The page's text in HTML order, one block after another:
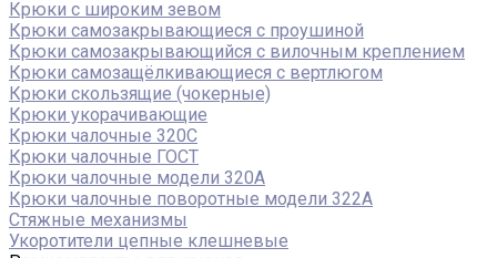
Крюки с широким зевом
Крюки самозакрывающиеся с проушиной
Крюки самозакрывающийся с вилочным креплением
Крюки самозащёлкивающиеся с вертлюгом
Крюки скользящие (чокерные)
Крюки укорачивающие
Крюки чалочные 320C
Крюки чалочные ГОСТ
Крюки чалочные модели 320А
Крюки чалочные поворотные модели 322А
Стяжные механизмы
Укоротители цепные клешневые